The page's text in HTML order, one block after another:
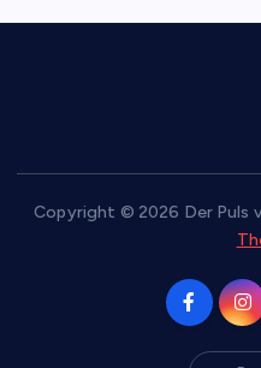
Copyright © 2026 Der Puls